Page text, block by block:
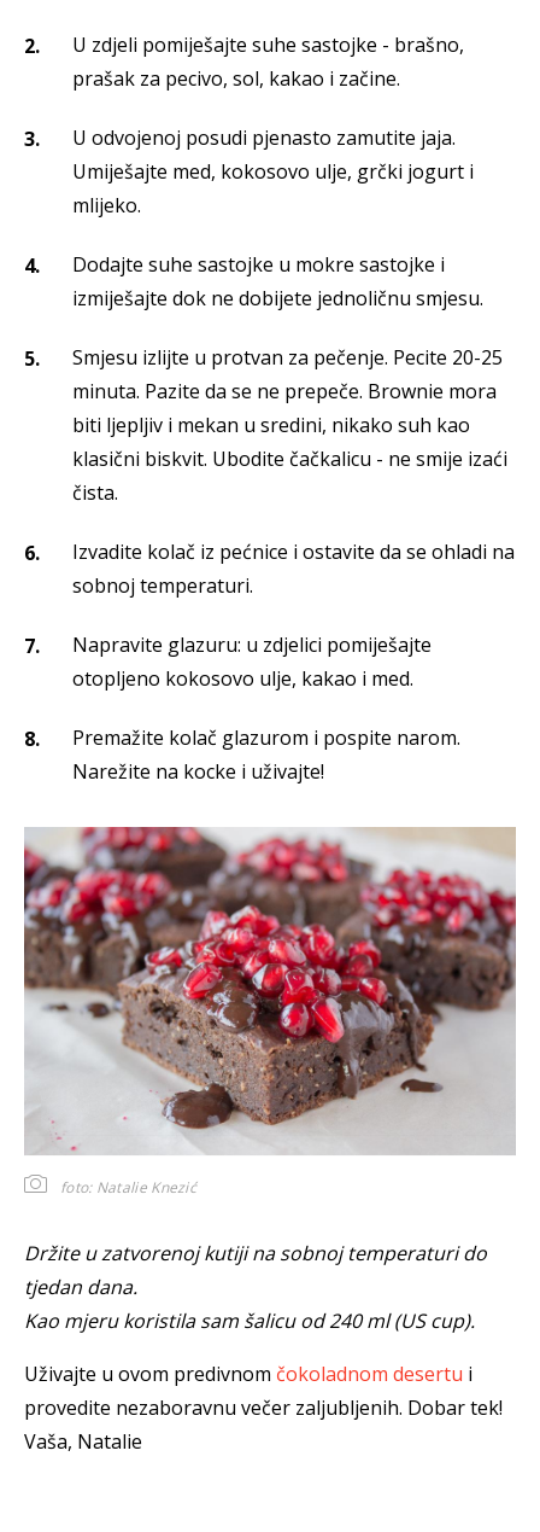
U zdjeli pomiješajte suhe sastojke - brašno,
prašak za pecivo, sol, kakao i začine.
U odvojenoj posudi pjenasto zamutite jaja.
Umiješajte med, kokosovo ulje, grčki jogurt i
mlijeko.
Dodajte suhe sastojke u mokre sastojke i
izmiješajte dok ne dobijete jednoličnu smjesu.
Smjesu izlijte u protvan za pečenje. Pecite 20-25
minuta. Pazite da se ne prepeče. Brownie mora
biti ljepljiv i mekan u sredini, nikako suh kao
klasični biskvit. Ubodite čačkalicu - ne smije izaći
čista.
Izvadite kolač iz pećnice i ostavite da se ohladi na
sobnoj temperaturi.
Napravite glazuru: u zdjelici pomiješajte
otopljeno kokosovo ulje, kakao i med.
Premažite kolač glazurom i pospite narom.
Narežite na kocke i uživajte!
foto: Natalie Knezić
Držite u zatvorenoj kutiji na sobnoj temperaturi do
tjedan dana.
Kao mjeru koristila sam šalicu od 240 ml (US cup).
Uživajte u ovom predivnom čokoladnom desertu i
provedite nezaboravnu večer zaljubljenih. Dobar tek!
Vaša, Natalie